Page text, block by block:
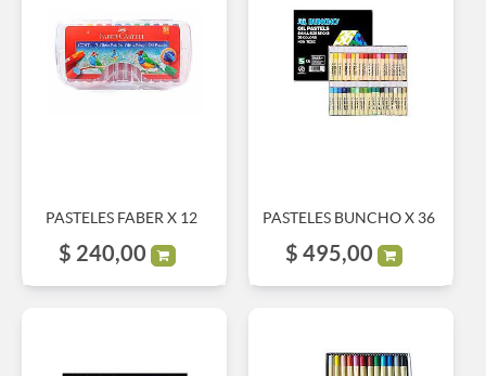
PASTELES FABER X 12
$ 240,00
PASTELES BUNCHO X 36
$ 495,00